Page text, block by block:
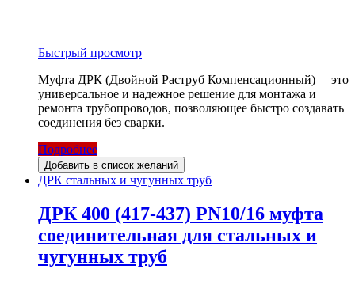
Быстрый просмотр
Муфта ДРК (Двойной Раструб Компенсационный)— это
универсальное и надежное решение для монтажа и
ремонта трубопроводов, позволяющее быстро создавать
соединения без сварки.
Подробнее
Добавить в список желаний
ДРК стальных и чугунных труб
ДРК 400 (417-437) PN10/16 муфта
соединительная для стальных и
чугунных труб